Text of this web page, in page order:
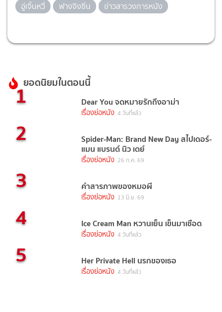
อู่เจิ้นหวี่
ฟางจิงซิ่น ข่าวสารวงการหนัง
ยอดนิยมในตอนนี้
1 Dear You จดหมายรักถึงอาม่า
เรื่องย่อหนัง 4 วันที่แล้ว
2 Spider-Man: Brand New Day สไปเดอร์-
แมน แบรนด์ นิว เดย์
เรื่องย่อหนัง 26 ก.ค. 69
3 คำสารภาพของหมอผี
เรื่องย่อหนัง 13 มิ.ย. 69
4 Ice Cream Man หวานเย็น เข็นมาเชือด
เรื่องย่อหนัง 4 วันที่แล้ว
5 Her Private Hell นรกของเธอ
เรื่องย่อหนัง 4 วันที่แล้ว